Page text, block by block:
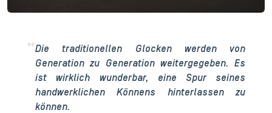
Die traditionellen Glocken werden von
Generation zu Generation weitergegeben. Es
ist wirklich wunderbar, eine Spur seines
handwerklichen Könnens hinterlassen zu
können.